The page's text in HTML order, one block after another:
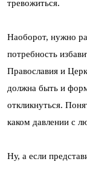
тревожиться.
Наоборот, нужно
потребность
Православия и
должна быть и
откликнуться.
каком давлении с
Ну, а если